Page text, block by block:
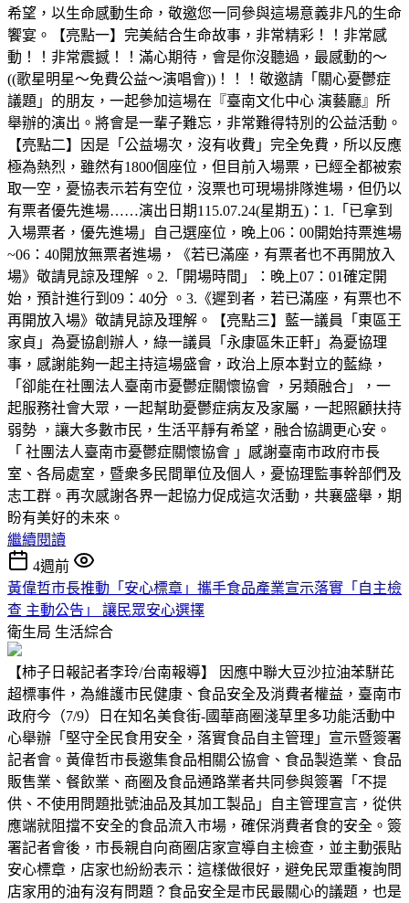
希望，以生命感動生命，敬邀您一同參與這場意義非凡的生命
饗宴。【亮點一】完美結合生命故事，非常精彩！！非常感
動！！非常震撼！！滿心期待，會是你沒聽過，最感動的～
((歌星明星～免費公益～演唱會))！！！敬邀請「關心憂鬱症
議題」的朋友，一起參加這場在『臺南文化中心 演藝廳』所
舉辦的演出。將會是一輩子難忘，非常難得特別的公益活動。
【亮點二】因是「公益場次，沒有收費」完全免費，所以反應
極為熱烈，雖然有1800個座位，但目前入場票，已經全都被索
取一空，憂協表示若有空位，沒票也可現場排隊進場，但仍以
有票者優先進場……演出日期115.07.24(星期五)：1.「已拿到
入場票者，優先進場」自己選座位，晚上06：00開始持票進場
~06：40開放無票者進場，《若已滿座，有票者也不再開放入
場》敬請見諒及理解 。2.「開場時間」：晚上07：01確定開
始，預計進行到09：40分 。3.《遲到者，若已滿座，有票也不
再開放入場》敬請見諒及理解。【亮點三】藍一議員「東區王
家貞」為憂協創辦人，綠一議員「永康區朱正軒」為憂協理
事，感謝能夠一起主持這場盛會，政治上原本對立的藍綠，
「卻能在社團法人臺南市憂鬱症關懷協會 ，另類融合」，一
起服務社會大眾，一起幫助憂鬱症病友及家屬，一起照顧扶持
弱勢 ，讓大多數市民，生活平靜有希望，融合協調更心安。
「 社團法人臺南市憂鬱症關懷協會 」感謝臺南市政府市長
室、各局處室，暨衆多民間單位及個人，憂協理監事幹部們及
志工群。再次感謝各界一起協力促成這次活動，共襄盛舉，期
盼有美好的未來。
繼續閱讀
4週前
黃偉哲市長推動「安心標章」攜手食品產業宣示落實「自主檢
查 主動公告」 讓民眾安心選擇
衛生局 生活綜合
【柿子日報記者李玲/台南報導】 因應中聯大豆沙拉油苯駢芘
超標事件，為維護市民健康、食品安全及消費者權益，臺南市
政府今（7/9）日在知名美食街-國華商圈淺草里多功能活動中
心舉辦「堅守全民食用安全，落實食品自主管理」宣示暨簽署
記者會。黃偉哲市長邀集食品相關公協會、食品製造業、食品
販售業、餐飲業、商圈及食品通路業者共同參與簽署「不提
供、不使用問題批號油品及其加工製品」自主管理宣言，從供
應端就阻擋不安全的食品流入市場，確保消費者食的安全。簽
署記者會後，市長親自向商圈店家宣導自主檢查，並主動張貼
安心標章，店家也紛紛表示：這樣做很好，避免民眾重複詢問
店家用的油有沒有問題？食品安全是市民最關心的議題，也是